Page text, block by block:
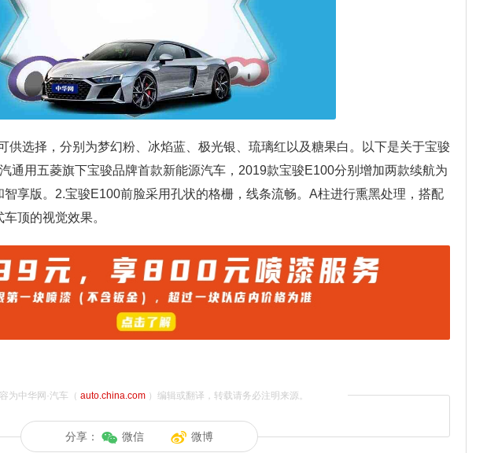
供选择，分别为梦幻粉、冰焰蓝、极光银、琉璃红以及糖果白。以下是关于宝骏
通用五菱旗下宝骏品牌首款新能源汽车，2019款宝骏E100分别增加两款续航为
享版。2.宝骏E100前脸采用孔状的格栅，线条流畅。A柱进行熏黑处理，搭配
顶的视觉效果。
为中华网·汽车（ auto.china.com）编辑或翻译，转载请务必注明来源。
分享： 微信 微博